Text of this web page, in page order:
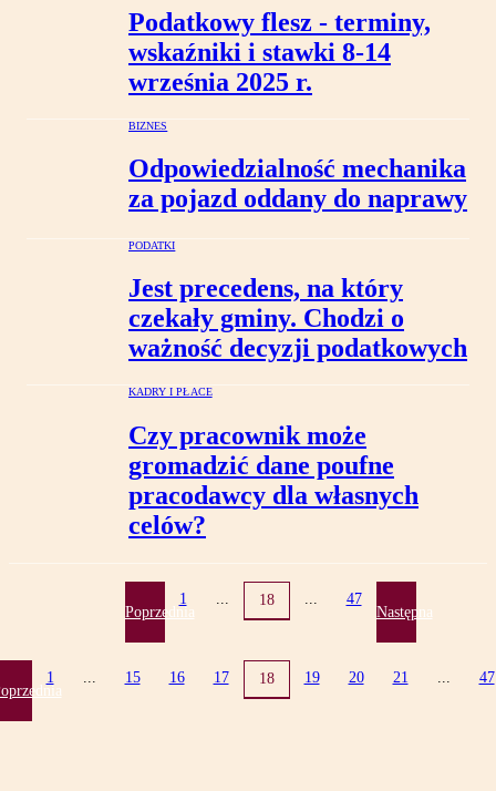
Podatkowy flesz - terminy,
wskaźniki i stawki 8-14
września 2025 r.
BIZNES
Odpowiedzialność mechanika
za pojazd oddany do naprawy
PODATKI
Jest precedens, na który
czekały gminy. Chodzi o
ważność decyzji podatkowych
KADRY I PŁACE
Czy pracownik może
gromadzić dane poufne
pracodawcy dla własnych
celów?
Poprzednia
1 ... 18 ... 47
Następna
1 ... 15 16 17 18 19 20 21 ... 47